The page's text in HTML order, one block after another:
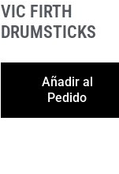
VIC FIRTH
DRUMSTICKS
Añadir al
Pedido